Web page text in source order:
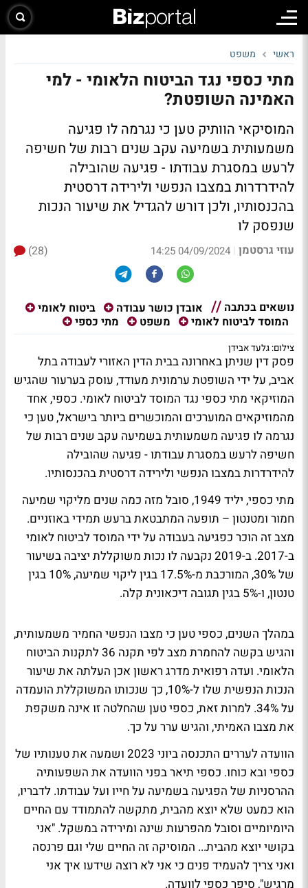
ראשי משפט
מתי כספי נגד הביטוח הלאומי - למי
האמינה השופטת?
המוסיקאי הוותיק טען כי נגרמה לו פגיעה
משמעותית בשמיעה עקב שנים רבות של חשיפה
לרעש במסגרת עבודתו - פגיעה שהובילה
להידרדרות במצבו הנפשי ולירידה דרסטית
בהכנסותיו, ולכן דורש להגדיל את שיעור הנכות
שנפסק לו
עוזי גרסטמן |
04/09/2024 14:25
(28)
נושאים בכתבה אובדן כושר עבודה
ביטוח לאומי
המוסד לביטוח לאומי
משפט מתי כספי
צילום: גלעד אבידן
פסק דין שניתן באחרונה בבית הדין האזורי לעבודה בתל
אביב, על ידי השופטת ערמונית מעודד, עוסק בערעור שהגיש
המוזיקאי מתי כספי נגד המוסד לביטוח לאומי. כספי, אחד
מהמוזיקאים המוערכים והמוכשרים ביותר בישראל, טען כי
נגרמה לו פגיעה משמעותית בשמיעה עקב שנים רבות של
חשיפה לרעש במסגרת עבודתו - פגיעה שהובילה
להידרדרות במצבו הנפשי ולירידה דרסטית בהכנסותיו.
מתי כספי, יליד 1949, סובל מזה כמה שנים מליקוי שמיעה
חמור ומטנטון – תופעה המתבטאת ברעש תמידי באוזניים.
מצב זה הוכר כפגיעה בעבודה על ידי המוסד לביטוח לאומי
ב-2017. ב-2019 נקבעה לו נכות משוקללת יציבה בשיעור
של 30%, המורכבת מ-17.5% בגין ליקוי שמיעה, 10% בגין
טנטון, ו-5% בגין תגובה דיכאונית קלה.
במהלך השנים, כספי טען כי מצבו הנפשי החמיר משמעותית,
והגיש בקשה להחמרת מצב לפי תקנה 36 לתקנות הביטוח
הלאומי. ועדה רפואית מדרג ראשון אכן העלתה את שיעור
הנכות הנפשית שלו ל-10%, כך שנכותו המשוקללת הועמדה
על 34%. למרות זאת, כספי טען שהחלטה זו אינה משקפת
את מצבו האמיתי, והגיש ערר על כך.
הוועדה לעררים התכנסה ביוני 2023 ושמעה את טענותיו של
כספי ובא כוחו. כספי תיאר בפני הוועדה את השפעותיה
ההרסניות של הפגיעה בשמיעה על חייו ועל עבודתו. לדבריו,
הוא כמעט שלא יוצא מהבית, מתקשה להתמודד עם החיים
היומיומיים וסובל מהפרעות שינה ומירידה במשקל. "אני
בקושי יוצא מהבית... המוסיקה זה החיים שלי וגם פרנסה
ואני צריך להעמיד פנים כי אני לא רוצה שידעו איך אני
מרגיש", סיפר כספי לוועדה.